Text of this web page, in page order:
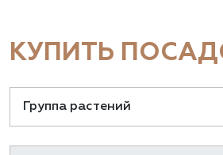
КУПИТЬ